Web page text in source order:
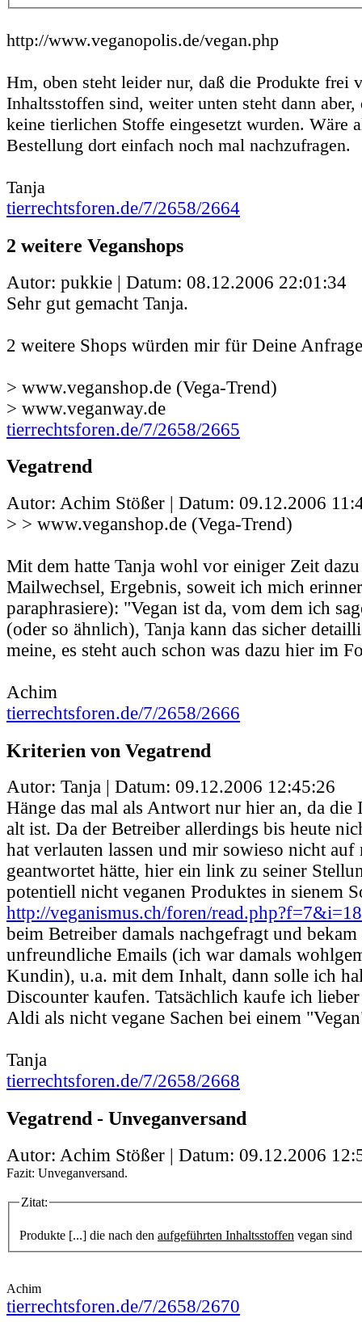
http://www.veganopolis.de/vegan.php
Hm, oben steht leider nur, daß die Produkte frei
Inhaltsstoffen sind, weiter unten steht dann
keine tierlichen Stoffe eingesetzt wurden. Wäre
Bestellung dort einfach noch mal nachzufragen.
Tanja
tierrechtsforen.de/7/2658/2664
2 weitere Veganshops
Autor: pukkie | Datum: 08.12.2006 22:01:34
Sehr gut gemacht Tanja.
2 weitere Shops würden mir für Deine
> www.veganshop.de (Vega-Trend)
> www.veganway.de
tierrechtsforen.de/7/2658/2665
Vegatrend
Autor: Achim Stößer | Datum: 09.12.2006
> > www.veganshop.de (Vega-Trend)
Mit dem hatte Tanja wohl vor einiger Zeit
Mailwechsel, Ergebnis, soweit ich mich
paraphrasiere): "Vegan ist da, vom dem ich
(oder so ähnlich), Tanja kann das sicher
meine, es steht auch schon was dazu hier im
Achim
tierrechtsforen.de/7/2658/2666
Kriterien von Vegatrend
Autor: Tanja | Datum: 09.12.2006 12:45:26
Hänge das mal als Antwort nur hier an, da die
alt ist. Da der Betreiber allerdings bis heute
hat verlauten lassen und mir sowieso nicht auf
geantwortet hätte, hier ein link zu seiner
potentiell nicht veganen Produktes in sienem
http://veganismus.ch/foren/
beim Betreiber damals nachgefragt und bekam
unfreundliche Emails (ich war damals
Kundin), u.a. mit dem Inhalt, dann solle ich
Discounter kaufen. Tatsächlich kaufe ich
Aldi als nicht vegane Sachen bei einem
Tanja
tierrechtsforen.de/7/2658/2668
Vegatrend - Unveganversand
Autor: Achim Stößer | Datum: 09.12.2006
Fazit: Unveganversand.
Zitat:
Produkte [...] die nach den aufgeführten Inhaltsstoffen vegan sind
Achim
tierrechtsforen.de/7/2658/2670